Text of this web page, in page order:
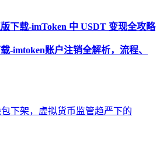
下载-imToken 中 USDT 变现全攻略
-imtoken账户注销全解析，流程、